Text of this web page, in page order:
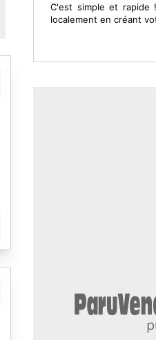
C'est simple et rapide
localement en créant